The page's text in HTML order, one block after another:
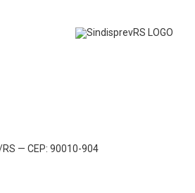
— CEP: 90010-904